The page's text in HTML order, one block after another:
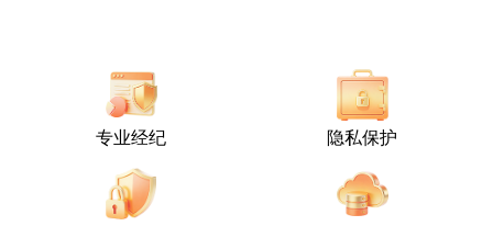
专业经纪 隐私保护